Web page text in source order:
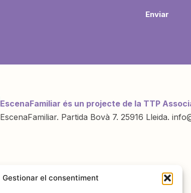
Gestionar el consentiment
Enviar
EscenaFamiliar és un projecte de la TTP
EscenaFamiliar. Partida Bovà 7. 25916 Lleida.
Amb la col·laboració de: